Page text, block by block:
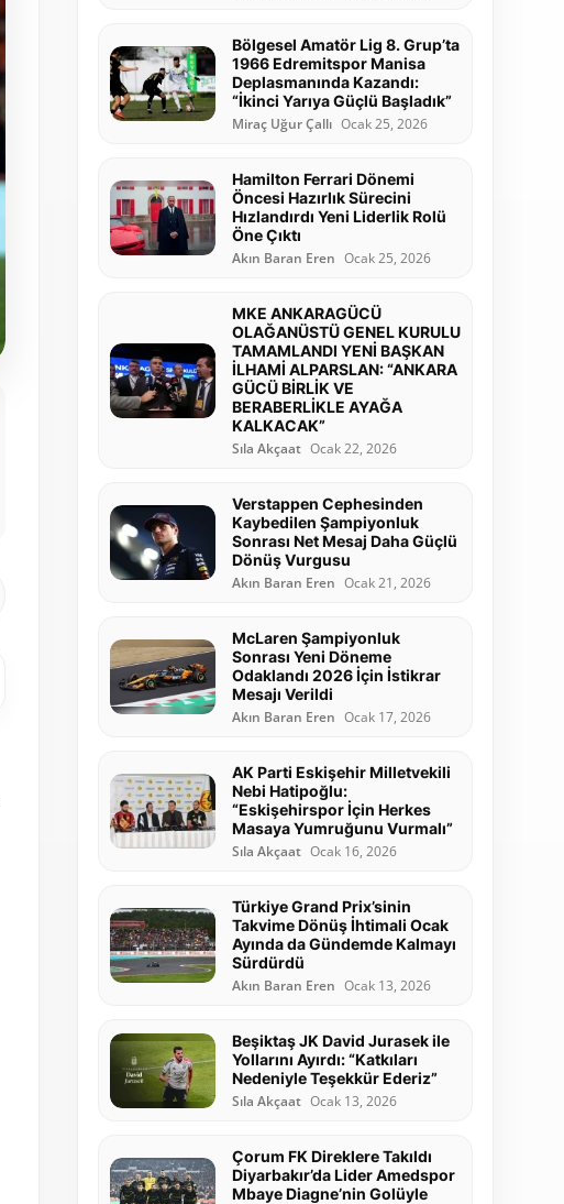
Bölgesel Amatör Lig 8. Grup’ta
1966 Edremitspor Manisa
Deplasmanında Kazandı:
“İkinci Yarıya Güçlü Başladık”
Miraç Uğur Çallı Ocak 25, 2026
Hamilton Ferrari Dönemi
Öncesi Hazırlık Sürecini
Hızlandırdı Yeni Liderlik Rolü
Öne Çıktı
Akın Baran Eren Ocak 25, 2026
MKE ANKARAGÜCÜ
OLAĞANÜSTÜ GENEL KURULU
TAMAMLANDI YENİ BAŞKAN
İLHAMİ ALPARSLAN: “ANKARA
GÜCÜ BİRLİK VE
BERABERLİKLE AYAĞA
KALKACAK”
Sıla Akçaat Ocak 22, 2026
Verstappen Cephesinden
Kaybedilen Şampiyonluk
Sonrası Net Mesaj Daha Güçlü
Dönüş Vurgusu
Akın Baran Eren Ocak 21, 2026
McLaren Şampiyonluk
Sonrası Yeni Döneme
Odaklandı 2026 İçin İstikrar
Mesajı Verildi
Akın Baran Eren Ocak 17, 2026
AK Parti Eskişehir Milletvekili
Nebi Hatipoğlu:
“Eskişehirspor İçin Herkes
Masaya Yumruğunu Vurmalı”
Sıla Akçaat Ocak 16, 2026
Türkiye Grand Prix’sinin
Takvime Dönüş İhtimali Ocak
Ayında da Gündemde Kalmayı
Sürdürdü
Akın Baran Eren Ocak 13, 2026
Beşiktaş JK David Jurasek ile
Yollarını Ayırdı: “Katkıları
Nedeniyle Teşekkür Ederiz”
Sıla Akçaat Ocak 13, 2026
Çorum FK Direklere Takıldı
Diyarbakır’da Lider Amedspor
Mbaye Diagne’nin Golüyle